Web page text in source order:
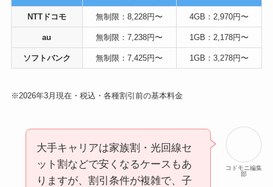
NTTドコモ 無制限：8,228円〜 4GB：2,970円〜
au 無制限：7,238円〜 1GB：2,178円〜
ソフトバンク 無制限：7,425円〜 1GB：3,278円〜
※2026年3月現在・税込・各種割引前の基本料金
コドモニ編集
部
大手キャリアは家族割・光回線セ
ット割などで安くなるケースもあ
りますが、割引条件が複雑で、子